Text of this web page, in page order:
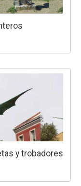
y trobadores